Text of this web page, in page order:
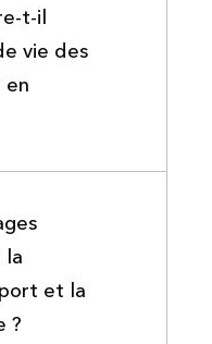
t-il
vie des
la
et la
?